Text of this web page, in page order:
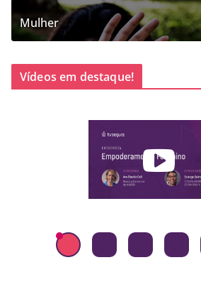
Mulher
Vídeos em destaque!